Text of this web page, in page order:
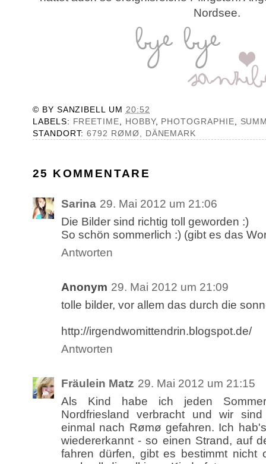
Nordsee.
© BY SANZIBELL UM 20:52
LABELS: FREETIME HOBBY, PHOTOGRAPHIE
STANDORT:6792 RØMØ, DÄNEMARK
25 KOMMENTARE
Sarina 29. Mai 2012 um 21:06
Die Bilder sind richtig toll geworden :)
So schön sommerlich :) (gibt es das
Antworten
Anonym 29. Mai 2012 um 21:09
tolle bilder, vor allem das durch die
http://irgendwomittendrin.blogspot.de/
Antworten
Fräulein Matz 29. Mai 2012 um 21:15
Als Kind habe ich jeden
Nordfriesland verbracht und wir
einmal nach Rømø gefahren. Ich
wiedererkannt - so einen Strand, auf
fahren dürfen, gibt es bestimmt nicht